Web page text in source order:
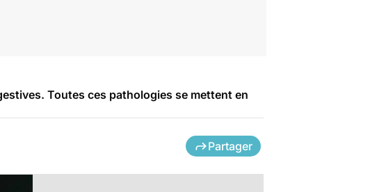
Toutes ces pathologies se mettent en
Partager